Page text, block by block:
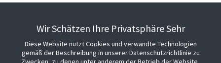
PARTNERSCHAFT MIT SENSORMATIC
BEGLEITEN SIE UNS
Wir Schätzen Ihre Privatsphäre Sehr
Diese Website nutzt Cookies und verwandte Technologien
gemäß der Beschreibung in unserer Datenschutzrichtlinie zu